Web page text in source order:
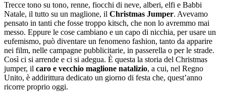
Trecce tono su tono, renne, fiocchi di neve, alberi, elfi e Babbi
Natale, il tutto su un maglione, il Christmas Jumper. Avevamo
pensato in tanti che fosse troppo kitsch, che non lo avremmo mai
messo. Eppure le cose cambiano e un capo di nicchia, per usare un
eufemismo, può diventare un fenomeno fashion, tanto da apparire
nei film, nelle campagne pubblicitarie, in passerella o per le strade.
Così ci si arrende e ci si adegua. È questa la storia del Christmas
jumper, il caro e vecchio maglione natalizio, a cui, nel Regno
Unito, è addirittura dedicato un giorno di festa che, quest’anno
ricorre proprio oggi.